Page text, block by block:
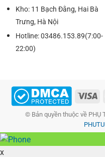
Kho: 11 Bạch Đằng, Hai Bà
Trưng, Hà Nội
Hotline: 03486.153.89(7:00-
22:00)
© Bản quyền thuộc về PHỤ
x